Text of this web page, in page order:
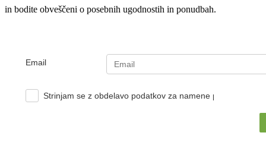
in bodite obveščeni o posebnih ugodnostih in ponudbah.
Email
Strinjam se z obdelavo podatkov za namene pošiljanja e-